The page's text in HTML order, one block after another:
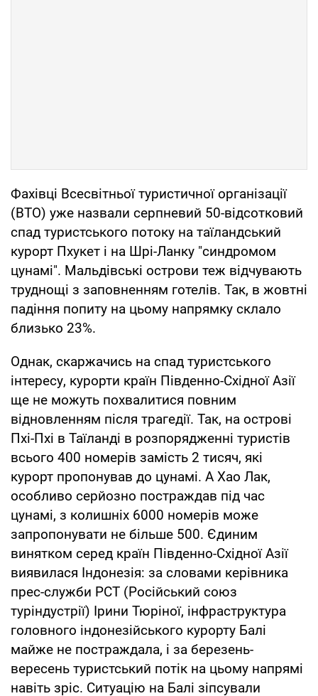
Фахівці Всесвітньої туристичної організації
(ВТО) уже назвали серпневий 50-відсотковий
спад туристського потоку на таїландський
курорт Пхукет і на Шрі-Ланку "синдромом
цунамі". Мальдівські острови теж відчувають
труднощі з заповненням готелів. Так, в жовтні
падіння попиту на цьому напрямку склало
близько 23%.
Однак, скаржачись на спад туристського
інтересу, курорти країн Південно-Східної Азії
ще не можуть похвалитися повним
відновленням після трагедії. Так, на острові
Пхі-Пхі в Таїланді в розпорядженні туристів
всього 400 номерів замість 2 тисяч, які
курорт пропонував до цунамі. А Хао Лак,
особливо серйозно постраждав під час
цунамі, з колишніх 6000 номерів може
запропонувати не більше 500. Єдиним
винятком серед країн Південно-Східної Азії
виявилася Індонезія: за словами керівника
прес-служби РСТ (Російський союз
туріндустрії) Ірини Тюріної, інфраструктура
головного індонезійського курорту Балі
майже не постраждала, і за березень-
вересень туристський потік на цьому напрямі
навіть зріс. Ситуацію на Балі зіпсували